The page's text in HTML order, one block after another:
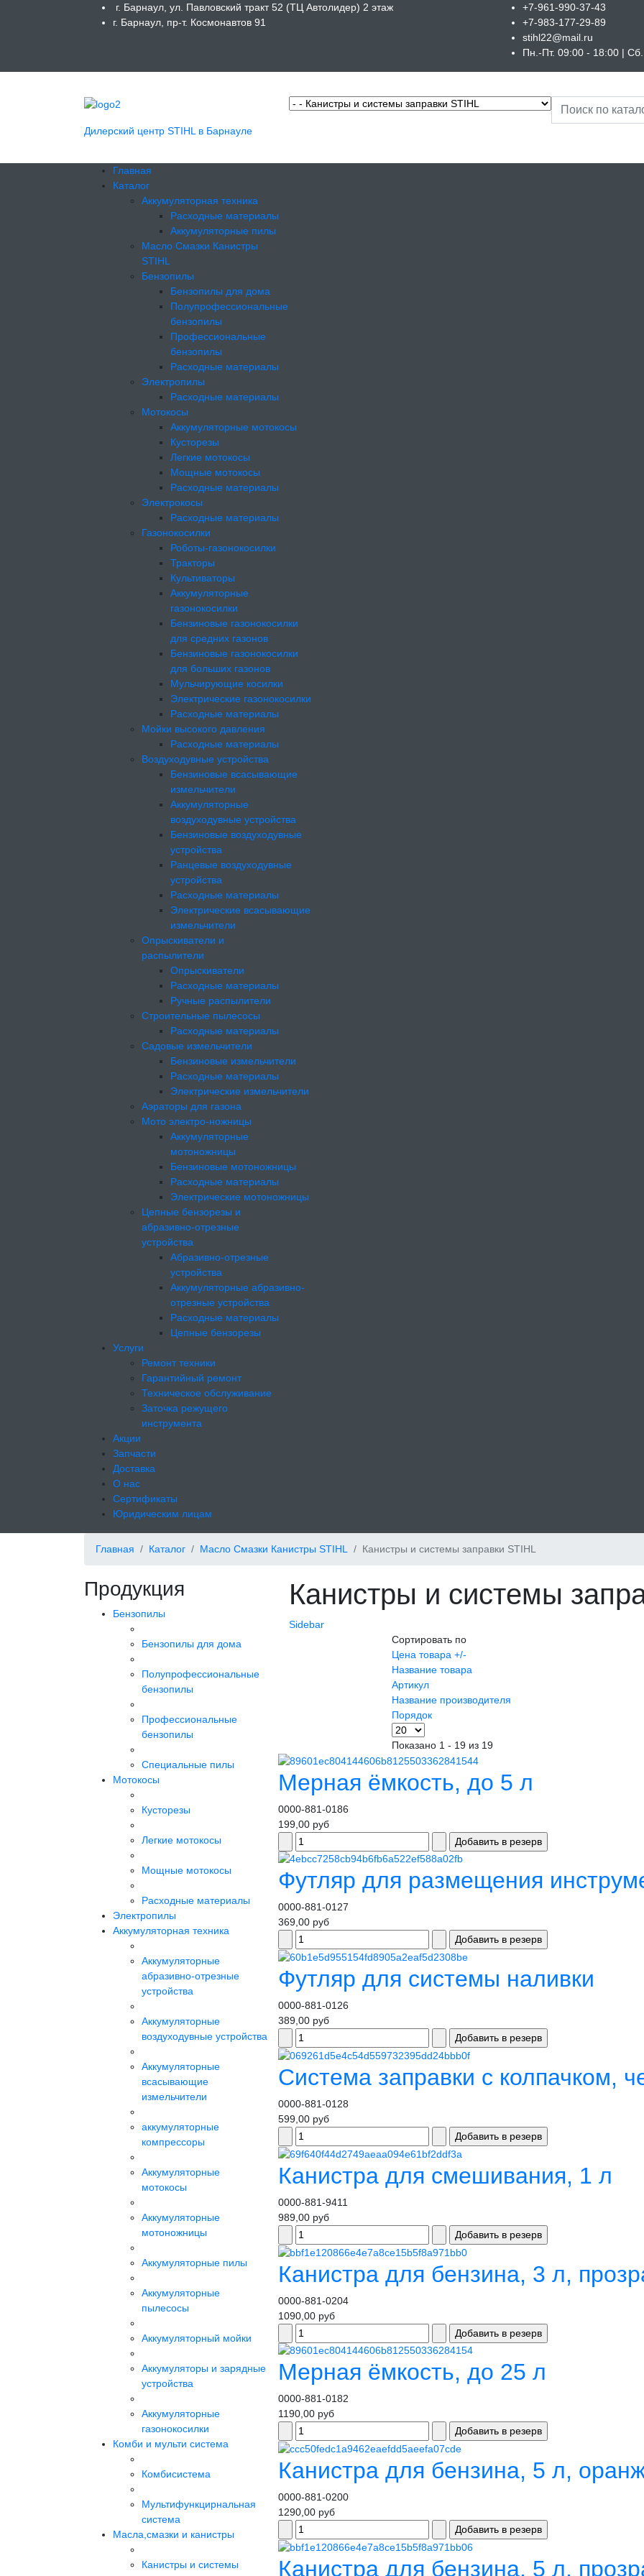
г. Барнаул, ул. Павловский тракт 52 (ТЦ Автолидер) 2 этаж
г. Барнаул, пр-т. Космонавтов 91
+7-961-990-37-43
+7-983-177-29-89
stihl22@mail.ru
Пн.-Пт. 09:00 - 18:00 |
Дилерский центр STIHL в Барнауле
Главная
Каталог
Аккумуляторная техника
Расходные материалы
Аккумуляторные пилы
Масло Смазки Канистры
STIHL
Бензопилы
Бензопилы для дома
Полупрофессиональные
бензопилы
Профессиональные
бензопилы
Расходные материалы
Электропилы
Расходные материалы
Мотокосы
Аккумуляторные мотокосы
Кусторезы
Легкие мотокосы
Мощные мотокосы
Расходные материалы
Электрокосы
Расходные материалы
Газонокосилки
Роботы-газонокосилки
Тракторы
Культиваторы
Аккумуляторные
газонокосилки
Бензиновые газонокосилки
для средних газонов
Бензиновые газонокосилки
для больших газонов
Мульчирующие косилки
Электрические газонокосилки
Расходные материалы
Мойки высокого давления
Расходные материалы
Воздуходувные устройства
Бензиновые всасывающие
измельчители
Аккумуляторные
воздуходувные устройства
Бензиновые воздуходувные
устройства
Ранцевые воздуходувные
устройства
Расходные материалы
Электрические всасывающие
измельчители
Опрыскиватели и
распылители
Опрыскиватели
Расходные материалы
Ручные распылители
Строительные пылесосы
Расходные материалы
Садовые измельчители
Бензиновые измельчители
Расходные материалы
Электрические измельчители
Аэраторы для газона
Мото электро-ножницы
Аккумуляторные
мотоножницы
Бензиновые мотоножницы
Расходные материалы
Электрические мотоножницы
Цепные бензорезы и
абразивно-отрезные
устройства
Абразивно-отрезные
устройства
Аккумуляторные абразивно-
отрезные устройства
Расходные материалы
Цепные бензорезы
Услуги
Ремонт техники
Гарантийный ремонт
Техническое обслуживание
Заточка режущего
инструмента
Акции
Запчасти
Доставка
О нас
Сертификаты
Юридическим лицам
Главная Каталог Масло Смазки Канистры STIHL Канистры и системы заправки STIHL
Продукция
Бензопилы
Бензопилы для дома
Полупрофессиональные
бензопилы
Профессиональные
бензопилы
Специальные пилы
Мотокосы
Кусторезы
Легкие мотокосы
Мощные мотокосы
Расходные материалы
Электропилы
Аккумуляторная техника
Аккумуляторные
абразивно-отрезные
устройства
Аккумуляторные
воздуходувные устройства
Аккумуляторные
всасывающие
измельчители
аккумуляторные
компрессоры
Аккумуляторные
мотокосы
Аккумуляторные
мотоножницы
Аккумуляторные пилы
Аккумуляторные
пылесосы
Аккумуляторный мойки
Аккумуляторы и зарядные
устройства
Аккумуляторные
газонокосилки
Комби и мульти система
Комбисистема
Мультифункцирнальная
система
Масла,смазки и канистры
Канистры и системы
Канистры и системы
Sidebar
Сортировать по
Цена товара +/-
Название товара
Артикул
Название производителя
Порядок
Показано 1 - 19 из 19
Мерная ёмкость, до 5 л
0000-881-0186
199,00 руб
Футляр для размещения
0000-881-0127
369,00 руб
Футляр для системы наливки
0000-881-0126
389,00 руб
Система заправки с колпачком,
0000-881-0128
599,00 руб
Канистра для смешивания, 1 л
0000-881-9411
989,00 руб
Канистра для бензина, 3 л,
0000-881-0204
1090,00 руб
Мерная ёмкость, до 25 л
0000-881-0182
1190,00 руб
Канистра для бензина, 5 л,
0000-881-0200
1290,00 руб
Канистра для бензина, 5 л,